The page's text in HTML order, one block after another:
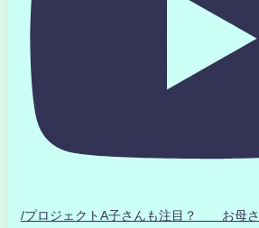
/プロジェクトA子さんも注目？ お母